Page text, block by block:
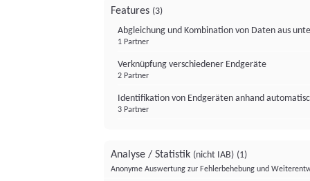
Features (3)
Abgleichung und Kombination von Daten aus
1 Partner
Verknüpfung verschiedener Endgeräte
2 Partner
Identifikation von Endgeräten anhand
3 Partner
Analyse / Statistik (nicht IAB) (1)
Anonyme Auswertung zur Fehlerbehebung und